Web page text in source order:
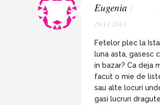
Eugenia /
19.11.2013
Fetelor plec la
luna asta, gasesc
in bazar? Ca deja
facut o mie de
sau alte locuri
gasi lucruri